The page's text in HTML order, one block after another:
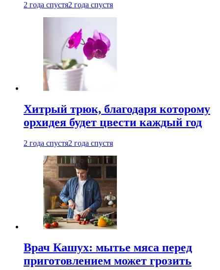
2 года спустя2 года спустя
Хитрый трюк, благодаря которому
орхидея будет цвести каждый год
2 года спустя2 года спустя
Врач Кашух: мытье мяса перед
приготовлением может грозить